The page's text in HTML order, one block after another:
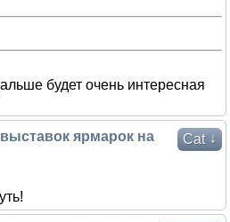
будет очень интересная
Cat ↓
ярмарок на